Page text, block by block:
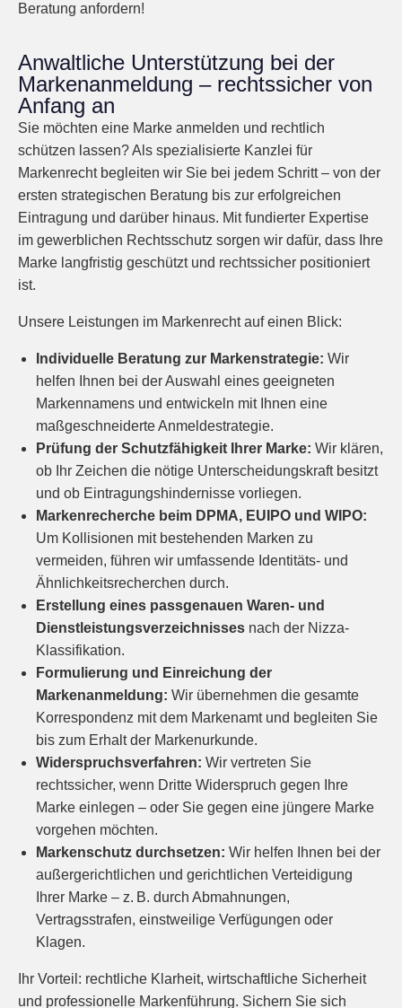
Beratung anfordern!
Anwaltliche Unterstützung bei der
Markenanmeldung – rechtssicher von
Anfang an
Sie möchten eine Marke anmelden und rechtlich
schützen lassen? Als spezialisierte Kanzlei für
Markenrecht begleiten wir Sie bei jedem Schritt – von der
ersten strategischen Beratung bis zur erfolgreichen
Eintragung und darüber hinaus. Mit fundierter Expertise
im gewerblichen Rechtsschutz sorgen wir dafür, dass Ihre
Marke langfristig geschützt und rechtssicher positioniert
ist.
Unsere Leistungen im Markenrecht auf einen Blick:
Individuelle Beratung zur Markenstrategie: Wir
helfen Ihnen bei der Auswahl eines geeigneten
Markennamens und entwickeln mit Ihnen eine
maßgeschneiderte Anmeldestrategie.
Prüfung der Schutzfähigkeit Ihrer Marke: Wir klären,
ob Ihr Zeichen die nötige Unterscheidungskraft besitzt
und ob Eintragungshindernisse vorliegen.
Markenrecherche beim DPMA, EUIPO und WIPO:
Um Kollisionen mit bestehenden Marken zu
vermeiden, führen wir umfassende Identitäts- und
Ähnlichkeitsrecherchen durch.
Erstellung eines passgenauen Waren- und
Dienstleistungsverzeichnisses nach der Nizza-
Klassifikation.
Formulierung und Einreichung der
Markenanmeldung: Wir übernehmen die gesamte
Korrespondenz mit dem Markenamt und begleiten Sie
bis zum Erhalt der Markenurkunde.
Widerspruchsverfahren: Wir vertreten Sie
rechtssicher, wenn Dritte Widerspruch gegen Ihre
Marke einlegen – oder Sie gegen eine jüngere Marke
vorgehen möchten.
Markenschutz durchsetzen: Wir helfen Ihnen bei der
außergerichtlichen und gerichtlichen Verteidigung
Ihrer Marke – z. B. durch Abmahnungen,
Vertragsstrafen, einstweilige Verfügungen oder
Klagen.
Ihr Vorteil: rechtliche Klarheit, wirtschaftliche Sicherheit
und professionelle Markenführung. Sichern Sie sich